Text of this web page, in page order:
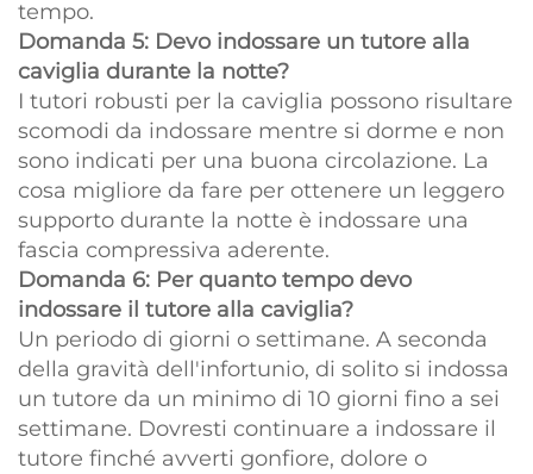
tempo.
Domanda 5: Devo indossare un tutore alla
caviglia durante la notte?
I tutori robusti per la caviglia possono risultare
scomodi da indossare mentre si dorme e non
sono indicati per una buona circolazione. La
cosa migliore da fare per ottenere un leggero
supporto durante la notte è indossare una
fascia compressiva aderente.
Domanda 6: Per quanto tempo devo
indossare il tutore alla caviglia?
Un periodo di giorni o settimane. A seconda
della gravità dell'infortunio, di solito si indossa
un tutore da un minimo di 10 giorni fino a sei
settimane. Dovresti continuare a indossare il
tutore finché avverti gonfiore, dolore o